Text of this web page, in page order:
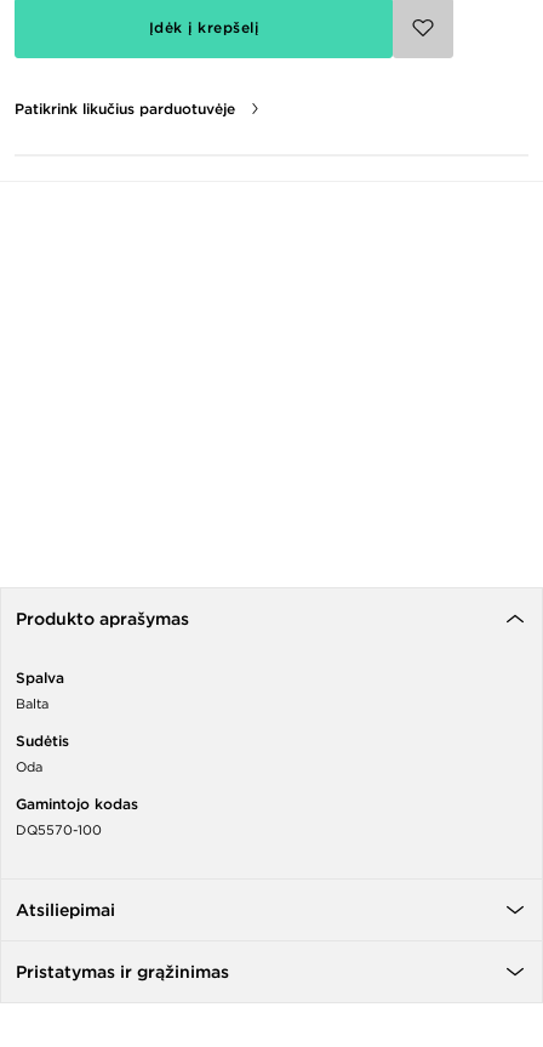
Įdėk į krepšelį
Patikrink likučius parduotuvėje
Produkto aprašymas
Spalva
Balta
Sudėtis
Oda
Gamintojo kodas
DQ5570-100
Atsiliepimai
Pristatymas ir grąžinimas